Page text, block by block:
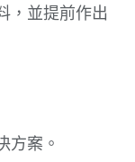
，並提前作出
方案。